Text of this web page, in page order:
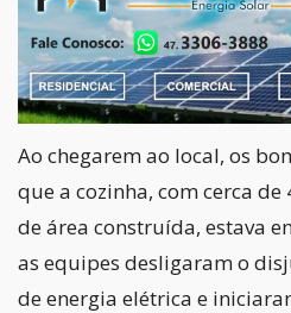
Ao chegarem ao local, os
que a cozinha, com cerca
de área construída, estava
as equipes desligaram o
de energia elétrica e